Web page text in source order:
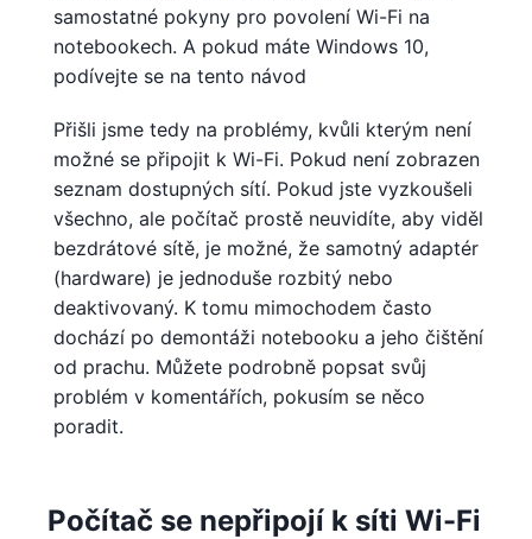
samostatné pokyny pro povolení Wi-Fi na
notebookech. A pokud máte Windows 10,
podívejte se na tento návod
Přišli jsme tedy na problémy, kvůli kterým není
možné se připojit k Wi-Fi. Pokud není zobrazen
seznam dostupných sítí. Pokud jste vyzkoušeli
všechno, ale počítač prostě neuvidíte, aby viděl
bezdrátové sítě, je možné, že samotný adaptér
(hardware) je jednoduše rozbitý nebo
deaktivovaný. K tomu mimochodem často
dochází po demontáži notebooku a jeho čištění
od prachu. Můžete podrobně popsat svůj
problém v komentářích, pokusím se něco
poradit.
Počítač se nepřipojí k síti Wi-Fi